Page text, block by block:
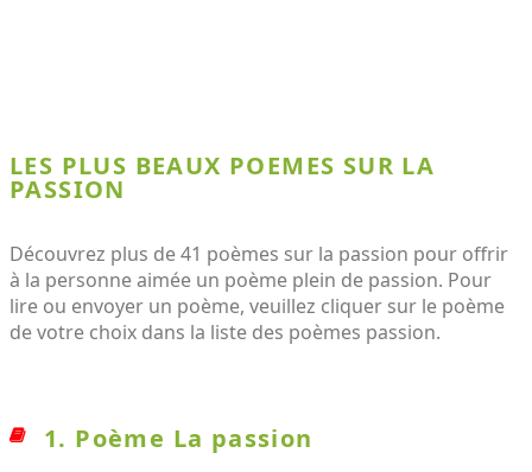
LES PLUS BEAUX POEMES SUR LA
PASSION
Découvrez plus de 41 poèmes sur la passion pour offrir
à la personne aimée un poème plein de passion. Pour
lire ou envoyer un poème, veuillez cliquer sur le poème
de votre choix dans la liste des poèmes passion.
1. Poème La passion